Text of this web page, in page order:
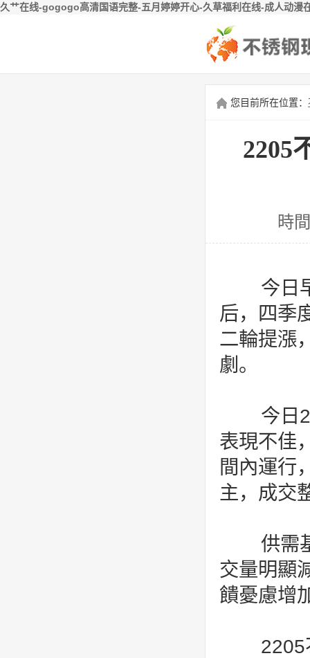
久艹在线-gogogo高清国语完整-五月婷婷开心-久草福利在线-成人动
您目前所在位置：
2205
時
今日
后，四季
二輪提漲
劇。
今日
表現不佳
間內運行
主，成交
供需
交量明顯
饋憂慮增
2205